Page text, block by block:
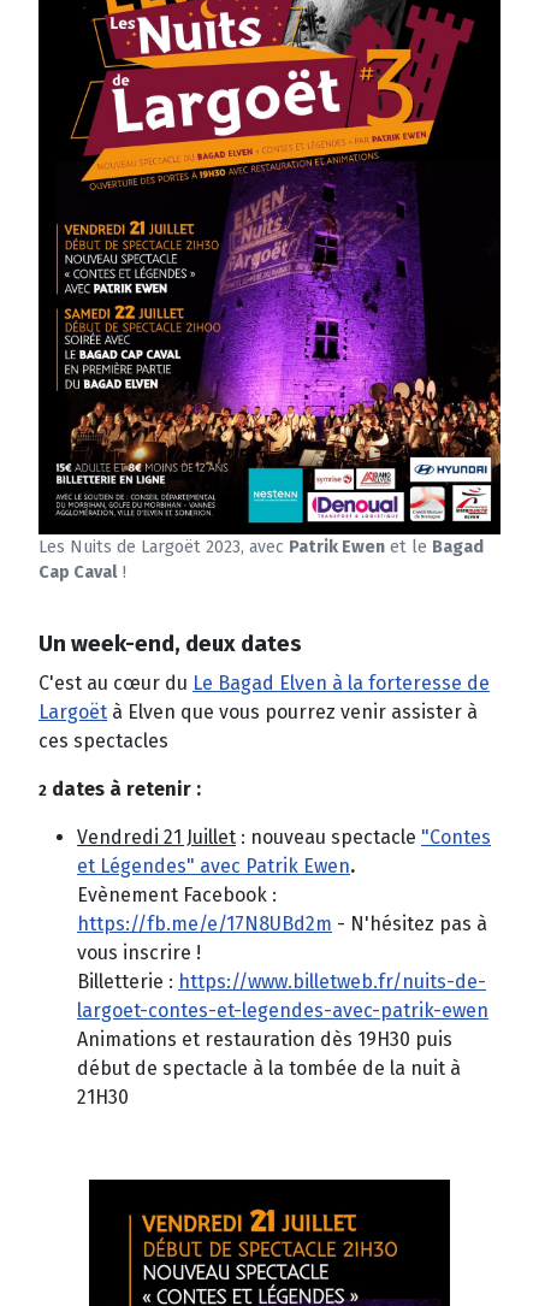
Les Nuits de Largoët 2023, avec Patrik Ewen et le Bagad
Cap Caval !
Un week-end, deux dates
C'est au cœur du Le Bagad Elven à la forteresse de
Largoët à Elven que vous pourrez venir assister à
ces spectacles
2 dates à retenir :
Vendredi 21 Juillet : nouveau spectacle "Contes
et Légendes" avec Patrik Ewen.
Evènement Facebook :
https://fb.me/e/17N8UBd2m - N'hésitez pas à
vous inscrire !
Billetterie : https://www.billetweb.fr/nuits-de-
largoet-contes-et-legendes-avec-patrik-ewen
Animations et restauration dès 19H30 puis
début de spectacle à la tombée de la nuit à
21H30